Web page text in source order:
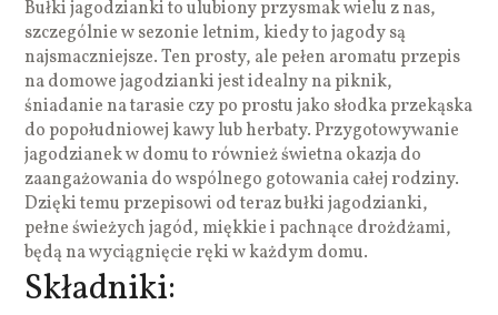
Bułki jagodzianki to ulubiony przysmak wielu z nas,
szczególnie w sezonie letnim, kiedy to jagody są
najsmaczniejsze. Ten prosty, ale pełen aromatu przepis
na domowe jagodzianki jest idealny na piknik,
śniadanie na tarasie czy po prostu jako słodka przekąska
do popołudniowej kawy lub herbaty. Przygotowywanie
jagodzianek w domu to również świetna okazja do
zaangażowania do wspólnego gotowania całej rodziny.
Dzięki temu przepisowi od teraz bułki jagodzianki,
pełne świeżych jagód, miękkie i pachnące drożdżami,
będą na wyciągnięcie ręki w każdym domu.
Składniki: